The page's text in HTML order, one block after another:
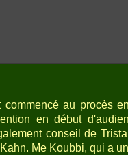
au procès
en début
conseil de
Me Koubbi, qui a